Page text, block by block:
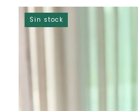
Sin stock